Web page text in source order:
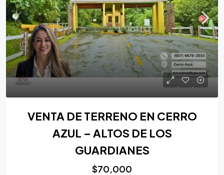
VENTA DE TERRENO EN CERRO
AZUL – ALTOS DE LOS
GUARDIANES
$70,000